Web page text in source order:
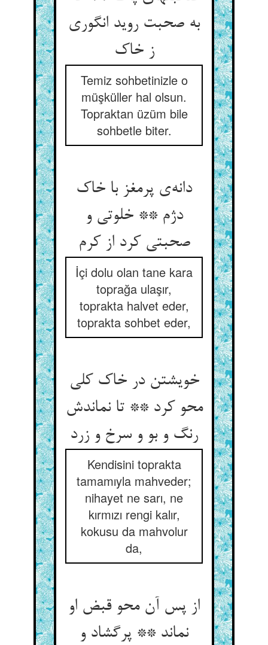
به صحبت روید انگوری
ز خاک
Temiz sohbetinizle o
müşküller hal olsun.
Topraktan üzüm bile
sohbetle biter.
دانه‌ی پرمغز با خاک
دژم ** خلوتی و
صحبتی کرد از کرم
İçi dolu olan tane kara
toprağa ulaşır,
toprakta halvet eder,
toprakta sohbet eder,
خویشتن در خاک کلی
محو کرد ** تا نماندش
رنگ و بو و سرخ و زرد
Kendisini toprakta
tamamıyla mahveder;
nihayet ne sarı, ne
kırmızı rengi kalır,
kokusu da mahvolur
da,
از پس آن محو قبض او
نماند ** پرگشاد و